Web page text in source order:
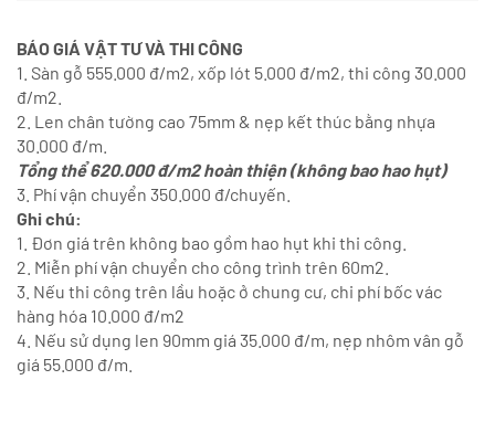
BÁO GIÁ VẬT TƯ VÀ THI CÔNG
1. Sàn gỗ 555.000 đ/m2, xốp lót 5.000 đ/m2, thi công 30.000
đ/m2.
2. Len chân tường cao 75mm & nẹp kết thúc bằng nhựa
30.000 đ/m.
Tổng thể 620.000 đ/m2 hoàn thiện (không bao hao hụt)
3. Phí vận chuyển 350.000 đ/chuyến.
Ghi chú:
1. Đơn giá trên không bao gồm hao hụt khi thi công.
2. Miễn phí vận chuyển cho công trình trên 60m2.
3. Nếu thi công trên lầu hoặc ở chung cư, chi phí bốc vác
hàng hóa 10.000 đ/m2
4. Nếu sử dụng len 90mm giá 35.000 đ/m, nẹp nhôm vân gỗ
giá 55.000 đ/m.